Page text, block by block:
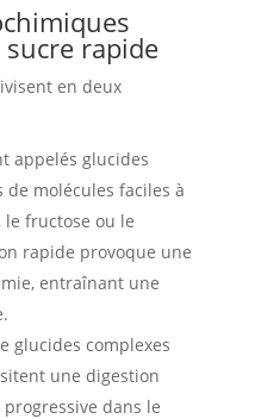
rapide
en deux
appelés glucides
de molécules faciles à
le fructose ou le
rapide provoque une
entraînant une
glucides complexes
une digestion
dans le